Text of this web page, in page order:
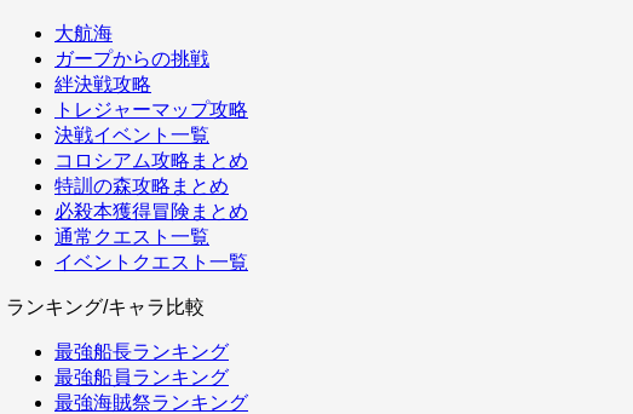
大航海
ガープからの挑戦
絆決戦攻略
トレジャーマップ攻略
決戦イベント一覧
コロシアム攻略まとめ
特訓の森攻略まとめ
必殺本獲得冒険まとめ
通常クエスト一覧
イベントクエスト一覧
ランキング/キャラ比較
最強船長ランキング
最強船員ランキング
最強海賊祭ランキング